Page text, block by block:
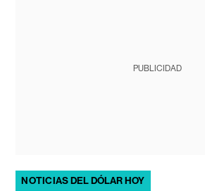
PUBLICIDAD
NOTICIAS DEL DÓLAR HOY